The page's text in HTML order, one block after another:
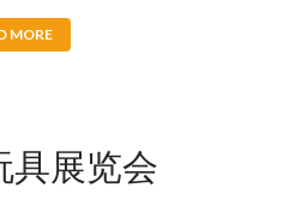
Snowboogie
Super Kites
MORE
具展览会